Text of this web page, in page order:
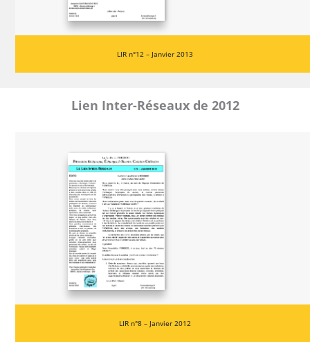
LIR n°12 – Janvier 2013
Lien Inter-Réseaux de 2012
LIR n°8 – Janvier 2012